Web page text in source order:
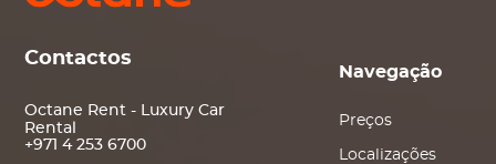
Contactos
Octane Rent - Luxury Car
Rental
+971 4 253 6700
Navegação
Preços
Localizações